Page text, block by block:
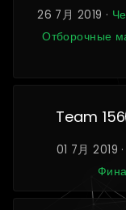
26 7月 2019 ·
Отборочные
Team 156
01 7月 2019 ·